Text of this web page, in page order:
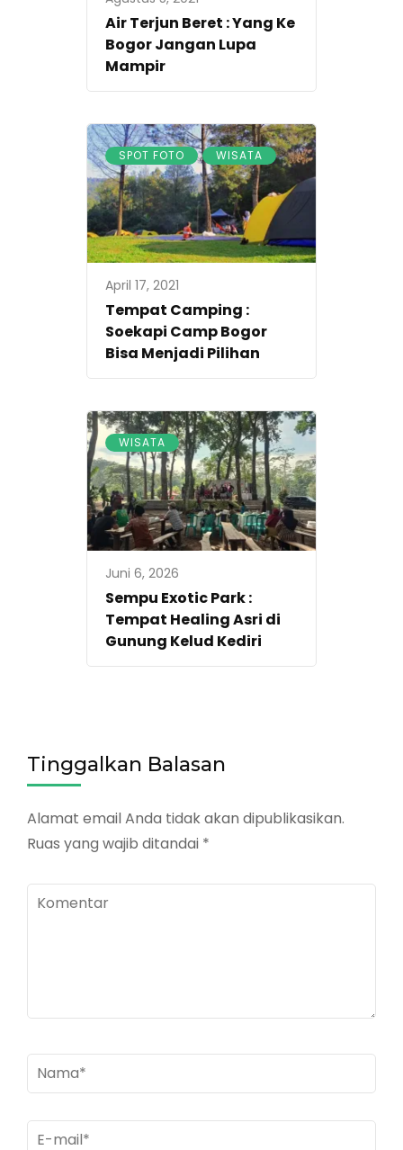
Air Terjun Beret : Yang Ke
Bogor Jangan Lupa
Mampir
SPOT FOTO , WISATA
April 17, 2021
Tempat Camping :
Soekapi Camp Bogor
Bisa Menjadi Pilihan
WISATA
Juni 6, 2026
Sempu Exotic Park :
Tempat Healing Asri di
Gunung Kelud Kediri
Tinggalkan Balasan
Alamat email Anda tidak akan dipublikasikan.
Ruas yang wajib ditandai *
Komentar
Nama*
E-